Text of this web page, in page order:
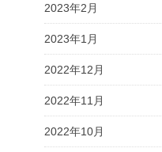
2023年2月
2023年1月
2022年12月
2022年11月
2022年10月